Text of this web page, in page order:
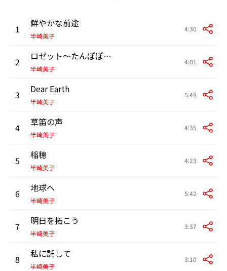
1 鮮やかな前途
半崎美子
4:30
2 ロゼット～たんぽぽの詩～
半崎美子
4:01
3 Dear Earth
半崎美子
5:49
4 草笛の声
半崎美子
4:35
5 稲穂
半崎美子
4:23
6 地球へ
半崎美子
5:42
7 明日を拓こう
半崎美子
3:37
8 私に託して
半崎美子
3:10